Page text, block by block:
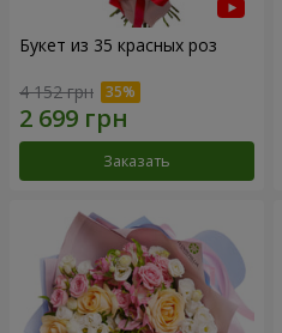
Букет из 35 красных роз
4 152 грн
Заказать